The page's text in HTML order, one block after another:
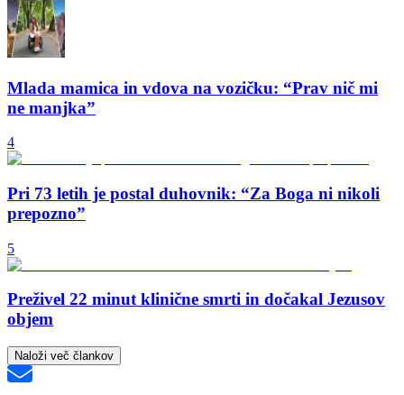
Mlada mamica in vdova na vozičku: “Prav nič mi
ne manjka”
4
Pri 73 letih je postal duhovnik: “Za Boga ni nikoli
prepozno”
5
Preživel 22 minut klinične smrti in dočakal Jezusov
objem
Naloži več člankov